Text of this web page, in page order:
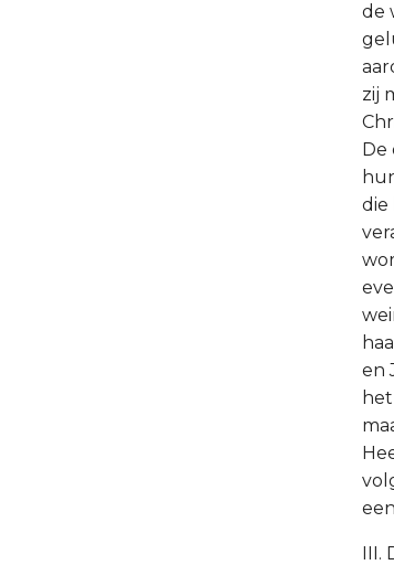
de
zij
De
die
en
III.